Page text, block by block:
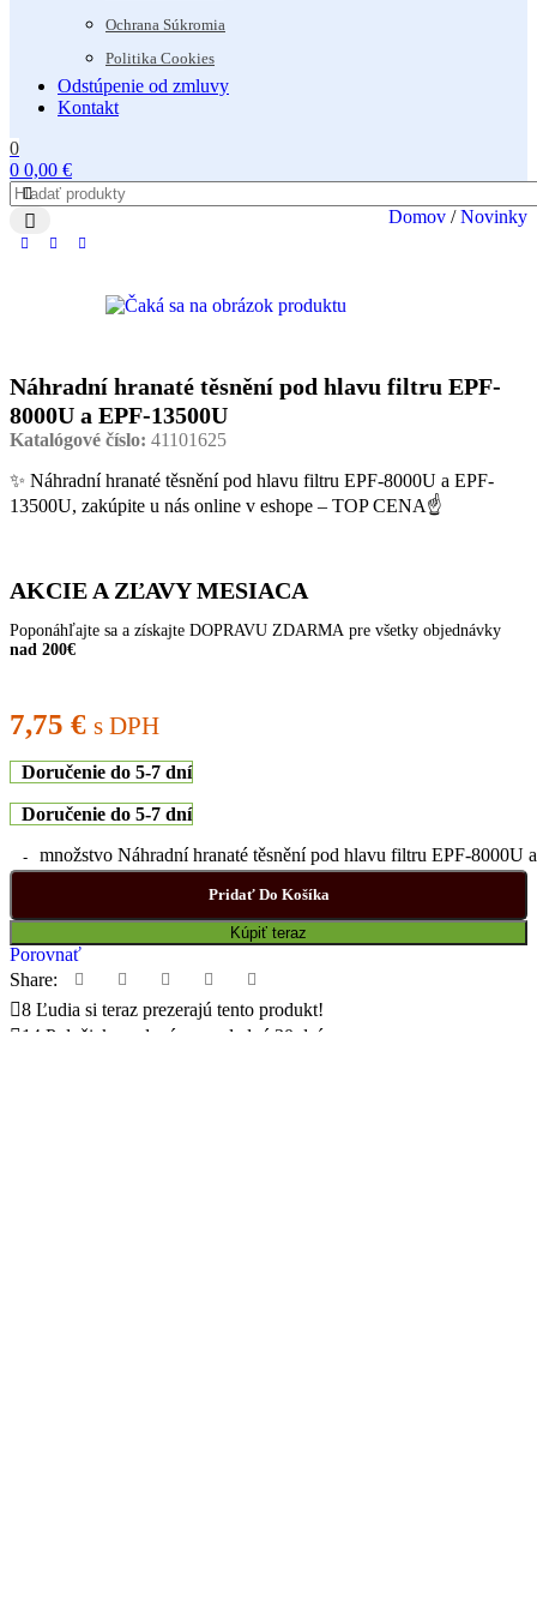
Ochrana Súkromia
Politika Cookies
Odstúpenie od zmluvy
Kontakt
0
0 0,00 €
Domov / Novinky
Náhradní hranaté těsnění pod hlavu filtru EPF-
8000U a EPF-13500U
Katalógové číslo: 41101625
✨ Náhradní hranaté těsnění pod hlavu filtru EPF-8000U a EPF-
13500U, zakúpite u nás online v eshope – TOP CENA☝
AKCIE A ZĽAVY MESIACA
Poponáhľajte sa a získajte DOPRAVU ZDARMA pre všetky objednávky
nad 200€
7,75 € s DPH
Doručenie do 5-7 dní
Doručenie do 5-7 dní
množstvo Náhradní hranaté těsnění pod hlavu filtru EPF-8000U
Pridať Do Košíka
Kúpiť teraz
Porovnať
Share:
8 Ľudia si teraz prezerajú tento produkt!
14 Položiek predané za posledné 30 dní